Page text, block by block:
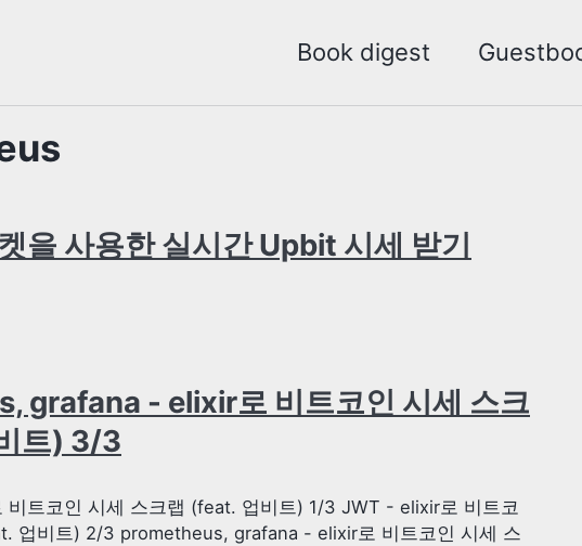
Book digest
을 사용한 실시간 Upbit 시세 받기
grafana - elixir로 비트코인 시세 스크
트) 3/3
트코인 시세 스크랩 (feat. 업비트) 1/3 JWT - elixir로 비트코
업비트) 2/3 prometheus, grafana - elixir로 비트코인 시세 스